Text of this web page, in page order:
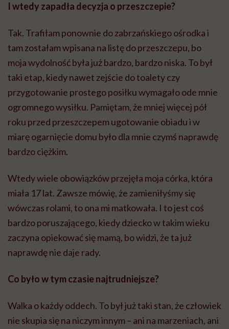
I wtedy zapadła decyzja o przeszczepie?
Tak. Trafiłam ponownie do zabrzańskiego ośrodka i
tam zostałam wpisana na listę do przeszczepu, bo
moja wydolność była już bardzo, bardzo niska. To był
taki etap, kiedy nawet zejście do toalety czy
przygotowanie prostego posiłku wymagało ode mnie
ogromnego wysiłku. Pamiętam, że mniej więcej pół
roku przed przeszczepem ugotowanie obiadu i w
miarę ogarnięcie domu było dla mnie czymś naprawdę
bardzo ciężkim.
Wtedy wiele obowiązków przejęła moja córka, która
miała 17 lat. Zawsze mówię, że zamieniłyśmy się
wówczas rolami, to ona mi matkowała. I to jest coś
bardzo poruszającego, kiedy dziecko w takim wieku
zaczyna opiekować się mamą, bo widzi, że ta już
naprawdę nie daje rady.
Co było w tym czasie najtrudniejsze?
Walka o każdy oddech. To był już taki stan, że człowiek
nie skupia się na niczym innym – ani na marzeniach, ani